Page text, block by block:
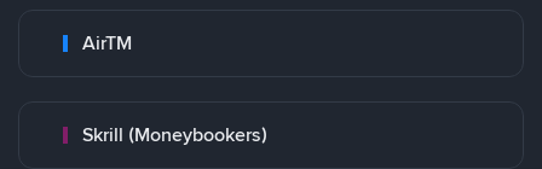
AirTM
Skrill (Moneybookers)